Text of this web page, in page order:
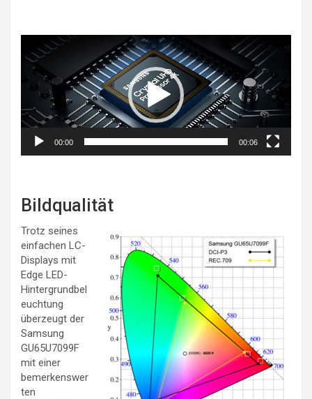
Player
00:00 00:06
Bildqualität
Trotz seines
einfachen LC-
Displays mit
Edge LED-
Hintergrundbel
euchtung
überzeugt der
Samsung
GU65U7099F
mit einer
bemerkenswer
ten